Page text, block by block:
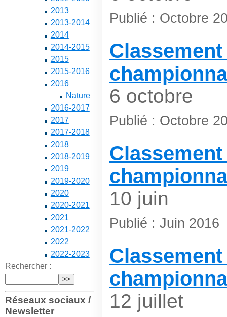
2013
2013-2014
2014
2014-2015
2015
2015-2016
2016
Nature
2016-2017
2017
2017-2018
2018
2018-2019
2019
2019-2020
2020
2020-2021
2021
2021-2022
2022
2022-2023
Rechercher :
Réseaux sociaux /
Newsletter
Publié : Octobre
6 octobre
Publié : Octobre
10 juin
Publié : Juin 2016
12 juillet